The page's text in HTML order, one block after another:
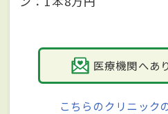
医療機関へあ
こちらのクリニック